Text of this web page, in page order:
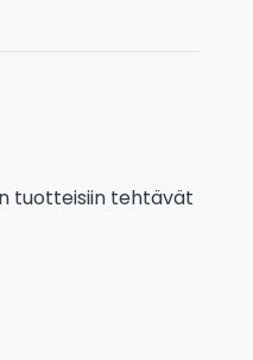
tuotteisiin tehtävät